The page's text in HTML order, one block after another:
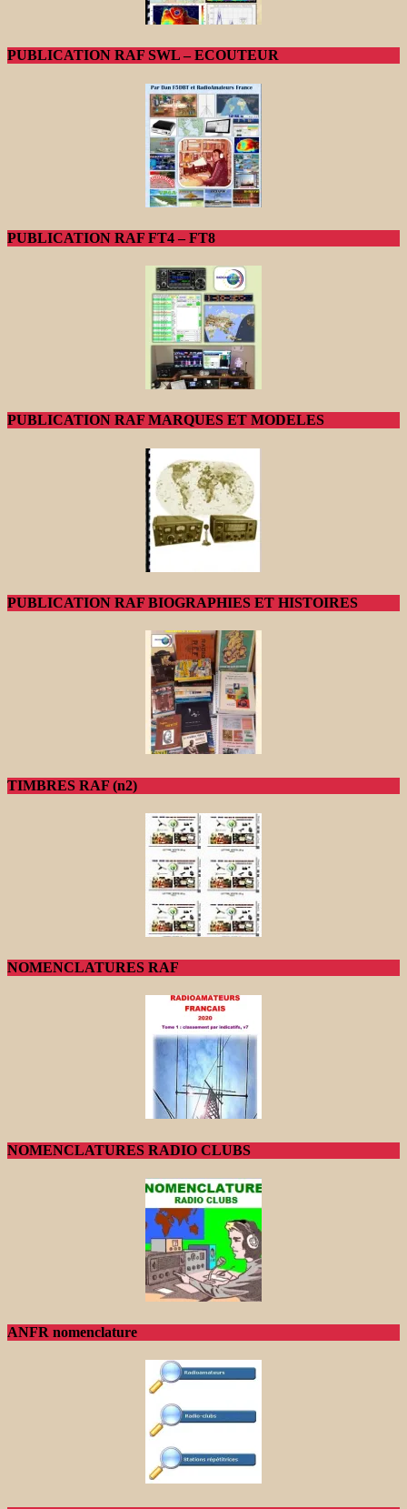
PUBLICATION RAF SWL – ECOUTEUR
PUBLICATION RAF FT4 – FT8
PUBLICATION RAF MARQUES ET MODELES
PUBLICATION RAF BIOGRAPHIES ET HISTOIRES
TIMBRES RAF (n2)
NOMENCLATURES RAF
NOMENCLATURES RADIO CLUBS
ANFR nomenclature